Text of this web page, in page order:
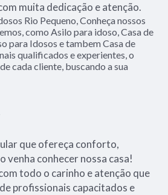
muita dedicação e atenção.
Rio Pequeno, Conheça nossos
como Asilo para idoso, Casa de
para Idosos e tambem Casa de
qualificados e experientes, o
cada cliente, buscando a sua
que ofereça conforto,
venha conhecer nossa casa!
todo o carinho e atenção que
profissionais capacitados e